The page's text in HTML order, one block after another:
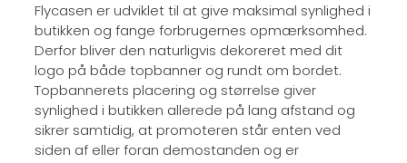
Flycasen er udviklet til at give maksimal synlighed i
butikken og fange forbrugernes opmærksomhed.
Derfor bliver den naturligvis dekoreret med dit
logo på både topbanner og rundt om bordet.
Topbannerets placering og størrelse giver
synlighed i butikken allerede på lang afstand og
sikrer samtidig, at promoteren står enten ved
siden af eller foran demostanden og er